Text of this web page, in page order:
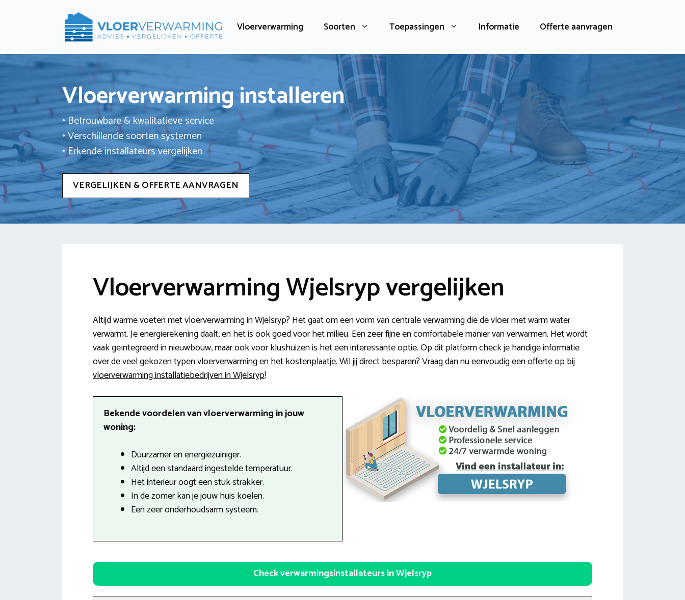
Vloerverwarming Soorten Toepassingen Informatie Offerte aanvragen
Vloerverwarming installeren
• Betrouwbare & kwalitatieve service
• Verschillende soorten systemen
• Erkende installateurs vergelijken
VERGELIJKEN & OFFERTE AANVRAGEN
Vloerverwarming Wjelsryp vergelijken
Altijd warme voeten met vloerverwarming in Wjelsryp? Het gaat om een vorm van centrale verwarming die de vloer met warm water
verwarmt. Je energierekening daalt, en het is ook goed voor het milieu. Een zeer fijne en comfortabele manier van verwarmen. Het wordt
vaak geïntegreerd in nieuwbouw, maar ook voor klushuizen is het een interessante optie. Op dit platform check je handige informatie
over de veel gekozen typen vloerverwarming en het kostenplaatje. Wil jij direct besparen? Vraag dan nu eenvoudig een offerte op bij
vloerverwarming installatiebedrijven in Wjelsryp!
Bekende voordelen van vloerverwarming in jouw
woning:
Duurzamer en energiezuiniger.
Altijd een standaard ingestelde temperatuur.
Het interieur oogt een stuk strakker.
In de zomer kan je jouw huis koelen.
Een zeer onderhoudsarm systeem.
Check verwarmingsinstallateurs in Wjelsryp